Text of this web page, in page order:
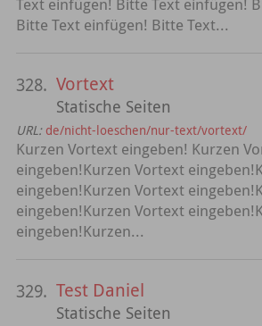
Bitte Text einfügen! Bitte Text...
328. Vortext
Statische Seiten
URL: de/nicht-loeschen/nur-text/vortext/
Kurzen Vortext eingeben! Kurzen
eingeben!Kurzen Vortext
eingeben!Kurzen Vortext
eingeben!Kurzen Vortext
eingeben!Kurzen...
329. Test Daniel
Statische Seiten